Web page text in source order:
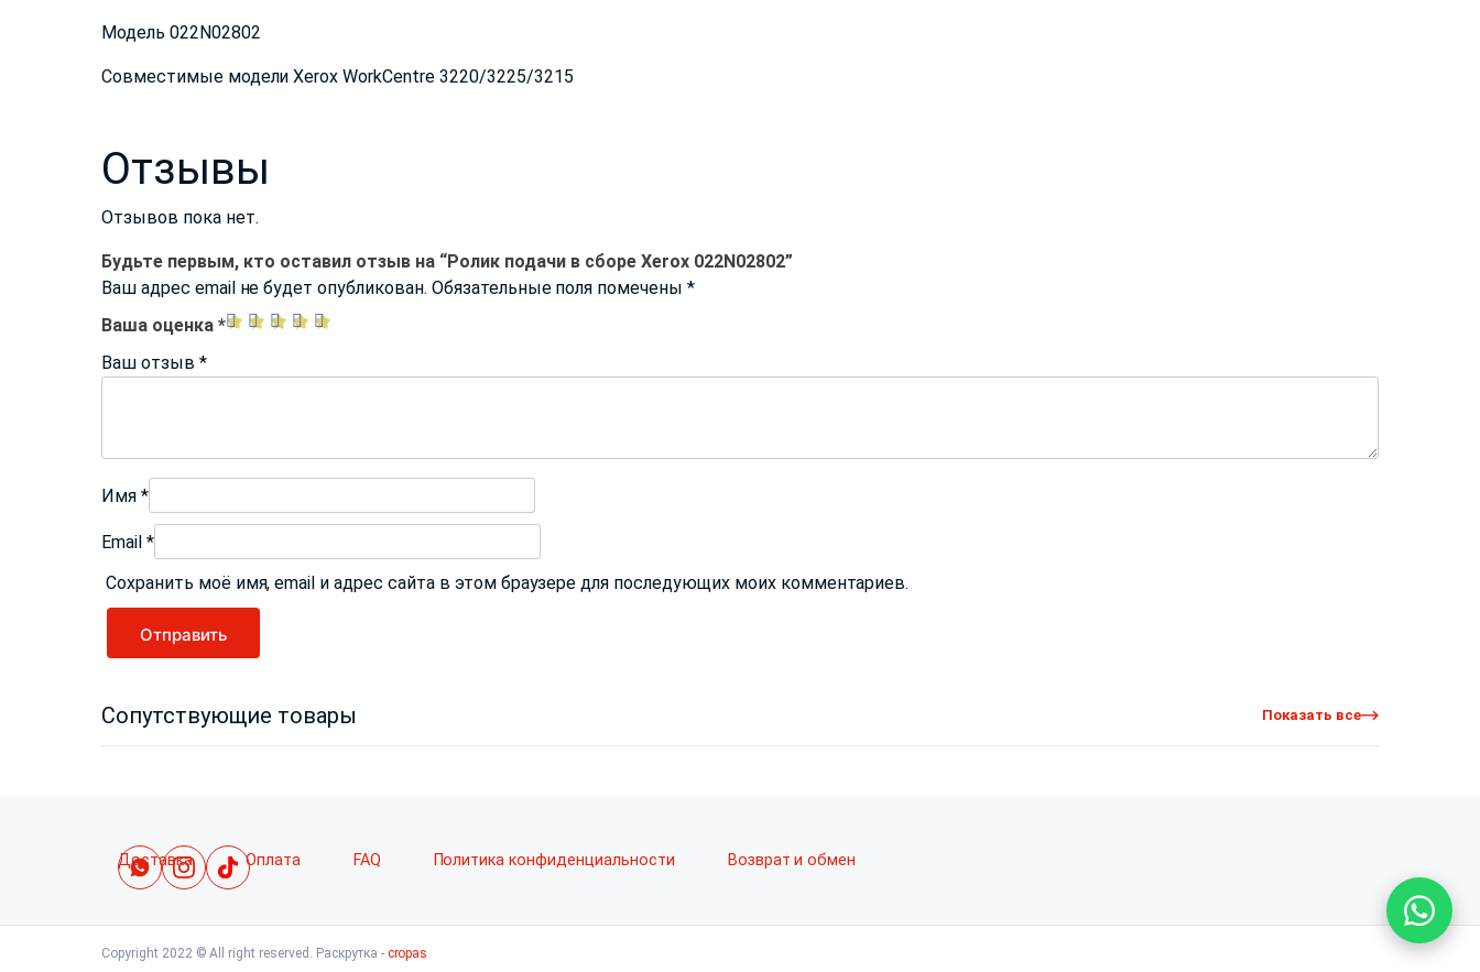
Модель 022N02802
Совместимые модели Xerox WorkCentre 3220/3225/3215
Отзывы
Отзывов пока нет.
Будьте первым, кто оставил отзыв на “Ролик подачи в сборе Xerox 022N02802”
Ваш адрес email не будет опубликован. Обязательные поля помечены*
Ваша оценка *
Ваш отзыв *
Имя *
Email *
Сохранить моё имя, email и адрес сайта в этом браузере для последующих моих комментариев.
Сопутствующие товары Показать все
Доставка Оплата FAQ Политика конфиденциальности Возврат и обмен
Copyright 2022 © All right reserved. Раскрутка - cropas